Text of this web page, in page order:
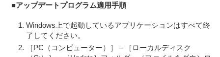
許諾ソフトウェアは、日本国内外の著作権法並びに著作者の
権利およびこれに隣接する権利に関する諸条約その他知的財
産権に関する法令によって保護されています。許諾ソフトウ
ェアは、本契約の条件に従いVAIOからお客さまに対して使用
■アップデートプログラム適用手順
Windows上で起動しているアプリケーションはすべて終
了してください。
［PC（コンピューター）］－［ローカルディスク